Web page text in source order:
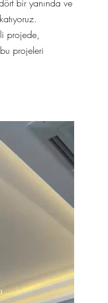
bir yanında ve
projede,
projeleri